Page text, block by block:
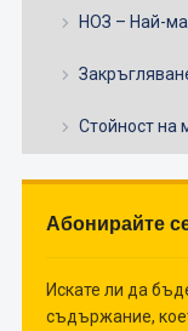
НОЗ – Най-
Стойност на
Абонирайте
Искате ли да
съдържание,